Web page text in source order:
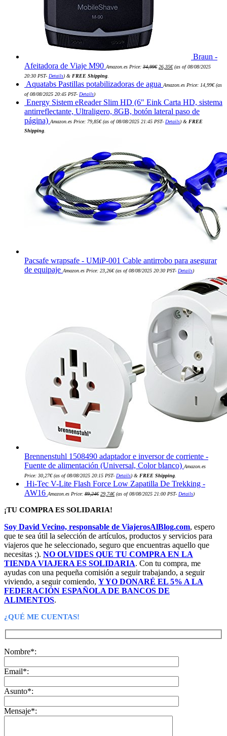
Braun -
Afeitadora de Viaje M90 Amazon.es Price: 34,99€ precio
34,99€.
26,35€precio
26,35€.
(as of 08/08/2025
20:30 PST- Details) & FREE Shipping
Aquatabs Pastillas potabilizadoras de agua Amazon.es Price: 14,99€(as
of 08/08/2025 20:45 PST- Details)
Energy Sistem eReader Slim HD (6" Eink Carta HD, sistema
antirreflectante, Ultraligero, 8GB, botón lateral paso de
página) Amazon.es Price: 79,85€(as of 08/08/2025 21:45 PST- Details) & FREE
Shipping
Pacsafe wrapsafe - UMiP-001 Cable antirrobo para asegurar
de equipaje Amazon.es Price: 23,26€(as of 08/08/2025 20:30 PST- Details)
Brennenstuhl 1508490 adaptador e inversor de corriente -
Fuente de alimentación (Universal, Color blanco) Amazon.es
Price: 30,27€(as of 08/08/2025 20:15 PST- Details) & FREE Shipping
Hi-Tec V-Lite Flash Force Low Zapatilla De Trekking -
AW16 Amazon.es Price: 89,24€ precio
era:
89,24€.
29,74€precio
(as of 08/08/2025 21:00 PST- Details)
¡TU COMPRA ES SOLIDARIA!
Soy David Vecino, responsable de ViajerosAlBlog.com, espero
que te sea útil la selección de artículos, productos y servicios para
viajeros que he seleccionado, seguro que encuentras aquello que
necesitas ;). NO OLVIDES QUE TU COMPRA EN LA
TIENDA VIAJERA ES SOLIDARIA. Con tu compra, me
ayudas con una pequeña comisión a seguir trabajando, a seguir
viviendo, a seguir comiendo, Y YO DONARÉ EL 5% A LA
FEDERACIÓN ESPAÑOLA DE BANCOS DE
ALIMENTOS.
¿QUÉ ME CUENTAS!
Nombre*:
Email*:
Asunto*:
Mensaje*: